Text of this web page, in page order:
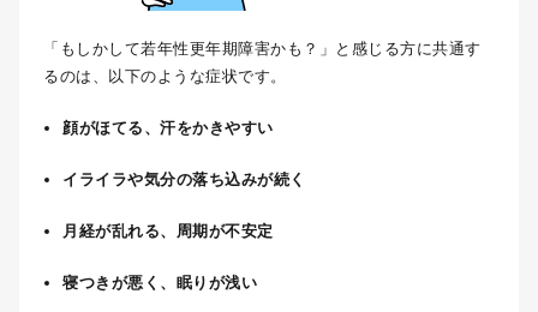
「もしかして若年性更年期障害かも？」と感じる方に共通す
るのは、以下のような症状です。
顔がほてる、汗をかきやすい
イライラや気分の落ち込みが続く
月経が乱れる、周期が不安定
寝つきが悪く、眠りが浅い